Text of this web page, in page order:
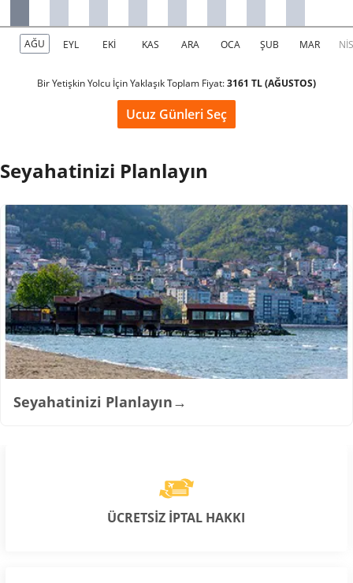
Bir Yetişkin Yolcu İçin Yaklaşık Toplam Fiyat:3161 TL (AĞUSTOS)
Ucuz Günleri Seç
Seyahatinizi Planlayın
Seyahatinizi Planlayın→
ÜCRETSİZ İPTAL HAKKI